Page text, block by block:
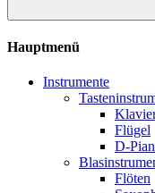
Hauptmenü
Instrumente
Flügel
D-
Flöten